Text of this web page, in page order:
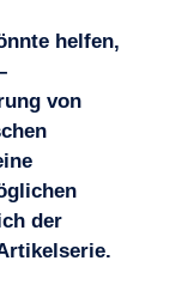
helfen,
von
der